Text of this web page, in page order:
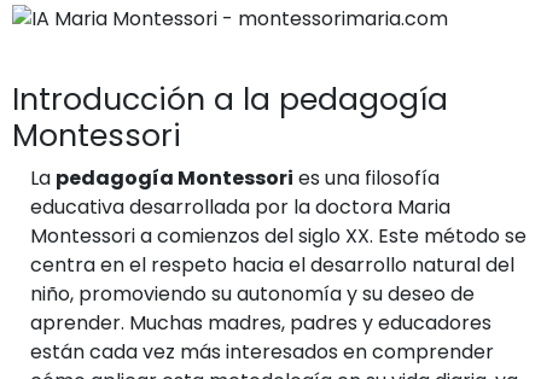
Introducción a la pedagogía
Montessori
La pedagogía Montessori es una filosofía
educativa desarrollada por la doctora Maria
Montessori a comienzos del siglo XX. Este método se
centra en el respeto hacia el desarrollo natural del
niño, promoviendo su autonomía y su deseo de
aprender. Muchas madres, padres y educadores
están cada vez más interesados en comprender